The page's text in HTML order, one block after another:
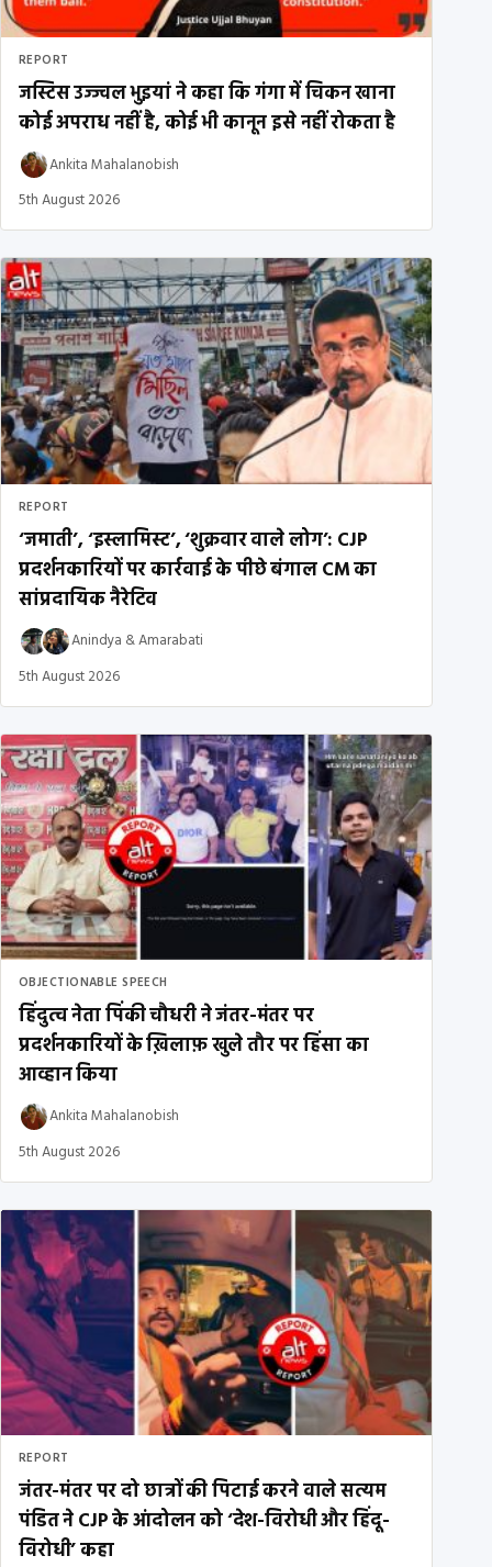
REPORT
जस्टिस उज्ज्वल भुइयां ने कहा कि गंगा में चिकन खाना
कोई अपराध नहीं है, कोई भी कानून इसे नहीं रोकता है
Ankita Mahalanobish
5th August 2026
REPORT
‘जमाती’, ‘इस्लामिस्ट’, ‘शुक्रवार वाले लोग’: CJP
प्रदर्शनकारियों पर कार्रवाई के पीछे बंगाल CM का
सांप्रदायिक नैरेटिव
Anindya &Amarabati
5th August 2026
OBJECTIONABLE SPEECH
हिंदुत्व नेता पिंकी चौधरी ने जंतर-मंतर पर
प्रदर्शनकारियों के ख़िलाफ़ खुले तौर पर हिंसा का
आव्हान किया
Ankita Mahalanobish
5th August 2026
REPORT
जंतर-मंतर पर दो छात्रों की पिटाई करने वाले सत्यम
पंडित ने CJP के आंदोलन को ‘देश-विरोधी और हिंदू-
विरोधी’ कहा